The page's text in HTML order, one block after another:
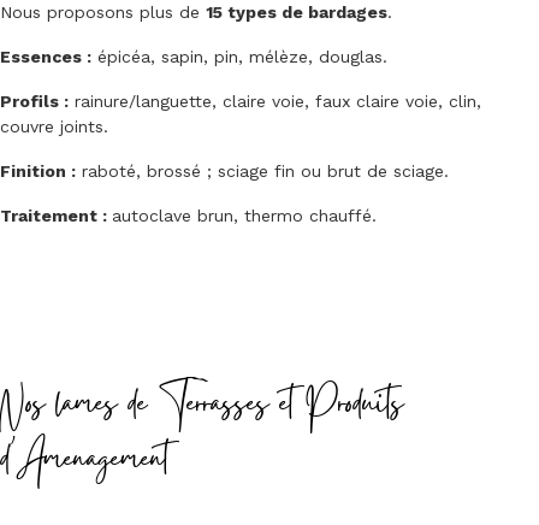
Nous proposons plus de 15 types de bardages.
Essences : épicéa, sapin, pin, mélèze, douglas.
Profils : rainure/languette, claire voie, faux claire voie, clin,
couvre joints.
Finition : raboté, brossé ; sciage fin ou brut de sciage.
Traitement : autoclave brun, thermo chauffé.
Nos lames de Terrasses et Produits
d'Amenagement